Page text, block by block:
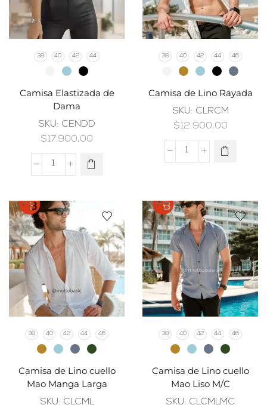
38 40 42 44
Camisa Elastizada de
Dama
SKU: CENDD
$17.900,00
38 40 42 44 46
Camisa de Lino Rayada
SKU: CLRCM
$12.900,00
38 40 42 44 46
Camisa de Lino cuello
Mao Manga Larga
SKU: CLCML
38 40 42 44 46
Camisa de Lino cuello
Mao Liso M/C
SKU: CLCMLMC